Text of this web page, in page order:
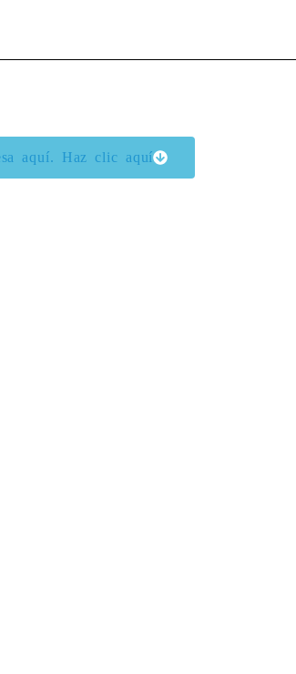
aquí.​ Haz clic aquí